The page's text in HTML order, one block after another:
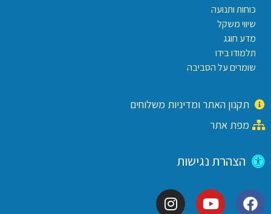
כוחות ותנועה
שיווי משקל
מדע חוגג
תלמודו בידו
שומרים על הסביבה
תקנון האתר ומדיניות משלוחים
מפת אתר
הצהרת נגישות